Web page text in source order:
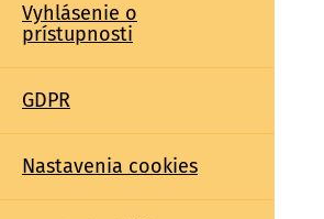
Vyhlásenie o
prístupnosti
GDPR
Nastavenia cookies